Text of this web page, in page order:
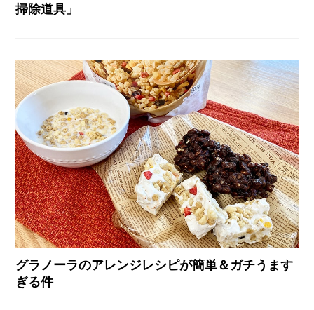
掃除道具」
グラノーラのアレンジレシピが簡単＆ガチうます
ぎる件